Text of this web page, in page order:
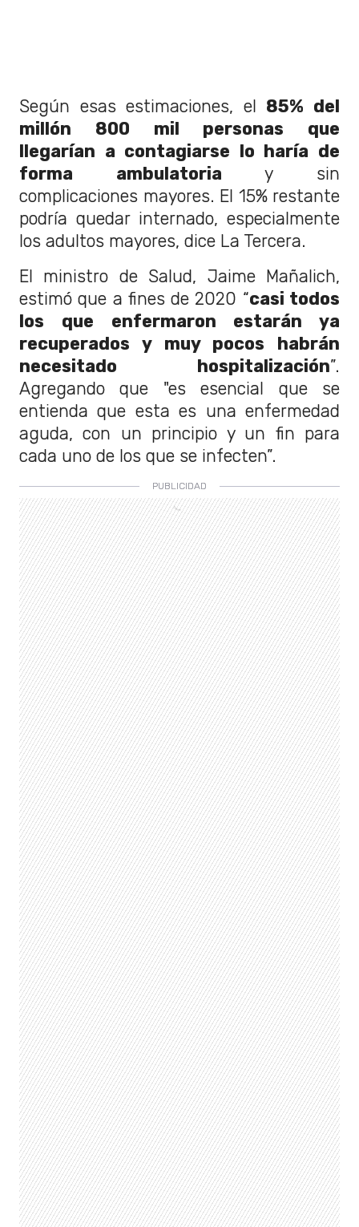
Según esas estimaciones, el 85% del
millón 800 mil personas que
llegarían a contagiarse lo haría de
forma ambulatoria y sin
complicaciones mayores. El 15% restante
podría quedar internado, especialmente
los adultos mayores, dice La Tercera.
El ministro de Salud, Jaime Mañalich,
estimó que a fines de 2020 “casi todos
los que enfermaron estarán ya
recuperados y muy pocos habrán
necesitado hospitalización”.
Agregando que "es esencial que se
entienda que esta es una enfermedad
aguda, con un principio y un fin para
cada uno de los que se infecten”.